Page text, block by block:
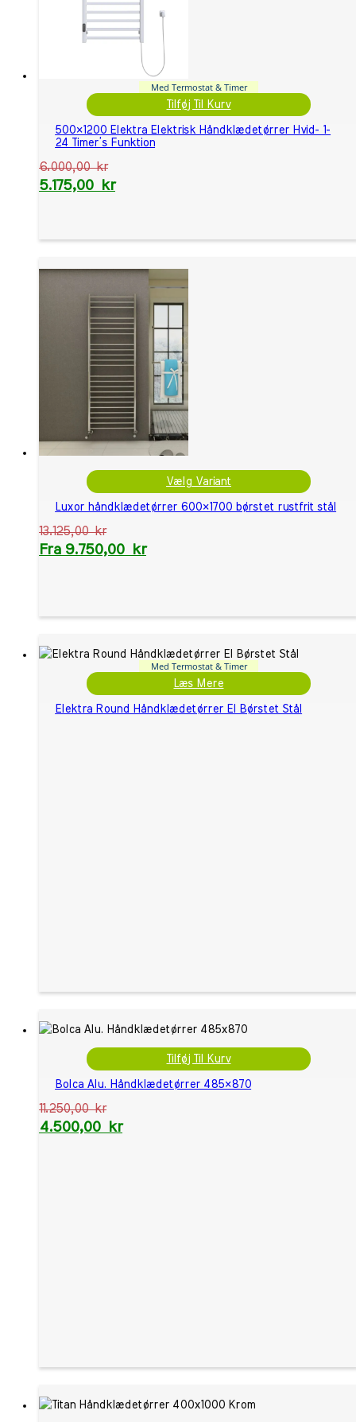
Med Termostat & Timer
Tilføj Til Kurv
500×1200 Elektra Elektrisk Håndklædetørrer Hvid- 1-
24 Timer’s Funktion
6.000,00kr
5.175,00 kr
Vælg Variant
Luxor håndklædetørrer 600×1700 børstet rustfrit stål
13.125,00kr
Fra 9.750,00 kr
Med Termostat & Timer
Læs Mere
Elektra Round Håndklædetørrer El Børstet Stål
Tilføj Til Kurv
Bolca Alu. Håndklædetørrer 485×870
11.250,00kr
4.500,00 kr